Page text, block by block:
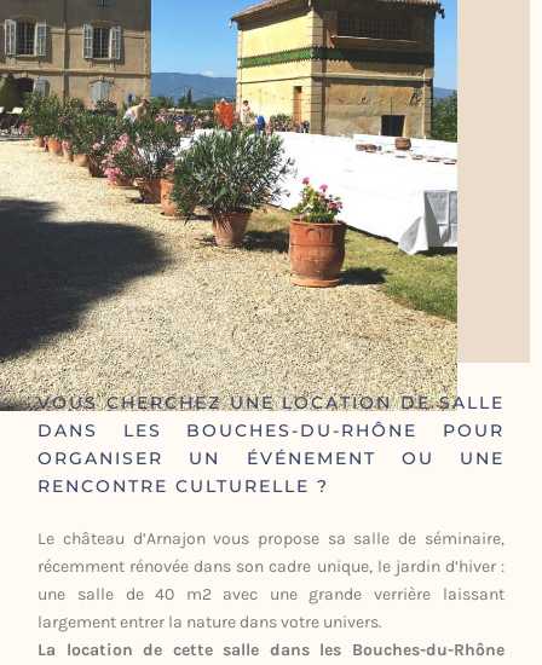
VOUS CHERCHEZ UNE LOCATION DE SALLE
DANS LES BOUCHES-DU-RHÔNE POUR
ORGANISER UN ÉVÉNEMENT OU UNE
RENCONTRE CULTURELLE ?
Le château d’Arnajon vous propose sa salle de séminaire,
récemment rénovée dans son cadre unique, le jardin d’hiver :
une salle de 40 m2 avec une grande verrière laissant
largement entrer la nature dans votre univers.
La location de cette salle dans les Bouches-du-Rhône